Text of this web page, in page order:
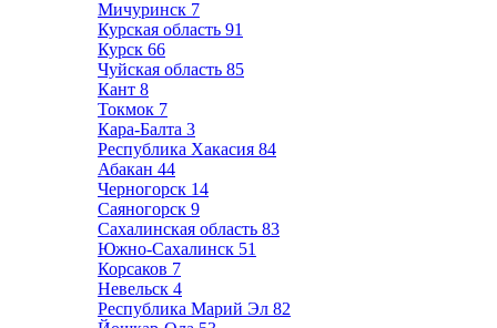
Мичуринск 7
Курская область 91
Курск 66
Чуйская область 85
Кант 8
Токмок 7
Кара-Балта 3
Республика Хакасия 84
Абакан 44
Черногорск 14
Саяногорск 9
Сахалинская область 83
Южно-Сахалинск 51
Корсаков 7
Невельск 4
Республика Марий Эл 82